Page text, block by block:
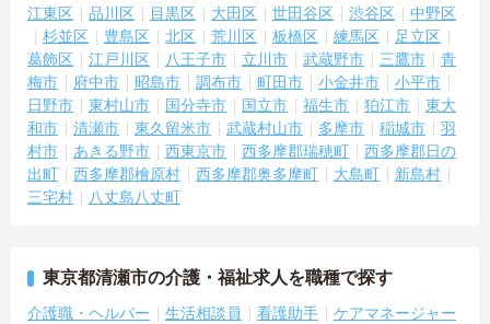
江東区
品川区 目黒区 大田区 世田谷区 渋谷区
中野区
杉並区
豊島区 北区 荒川区 板橋区 練馬区
足立区
葛飾区
江戸川区 八王子市 立川市 武蔵野市 三鷹市
青
梅市
府中市 昭島市 調布市 町田市 小金井市
小平市
日野市
東村山市 国分寺市 国立市 福生市 狛江市
東大
和市
清瀬市 東久留米市 武蔵村山市 多摩市 稲城市
羽
村市
あきる野市 西東京市 西多摩郡瑞穂町
西多摩郡日の
出町
西多摩郡檜原村 西多摩郡奥多摩町 大島町
新島村
三宅村
八丈島八丈町
東京都清瀬市の介護・福祉求人を職種で探す
介護職・ヘルパー 生活相談員 看護助手
ケアマネージャー